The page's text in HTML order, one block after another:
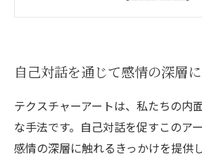
自己対話を通じて感情の深層
テクスチャーアートは、私たちの内
な手法です。自己対話を促すこのア
感情の深層に触れるきっかけを提供